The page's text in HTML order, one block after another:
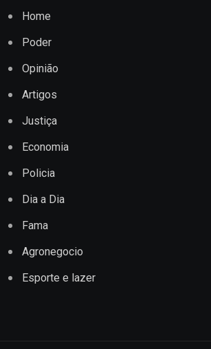
Home
Poder
Opinião
Artigos
Justiça
Economia
Policia
Dia a Dia
Fama
Agronegocio
Esporte e lazer